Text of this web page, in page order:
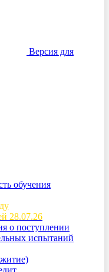
Версия для
обучения
28.07.26
о поступлении
испытаний